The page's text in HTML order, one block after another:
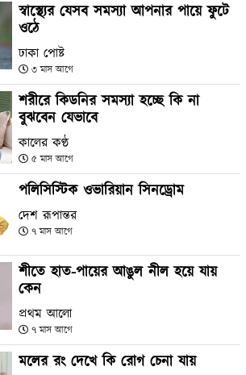
স্বাস্থ্যের যেসব সমস্যা আপনার পায়ে ফুটে
ওঠে
ঢাকা পোষ্ট
৩ মাস আগে
শরীরে কিডনির সমস্যা হচ্ছে কি না
বুঝবেন যেভাবে
কালের কণ্ঠ
৫ মাস আগে
পলিসিস্টিক ওভারিয়ান সিনড্রোম
দেশ রূপান্তর
৭ মাস আগে
শীতে হাত-পায়ের আঙুল নীল হয়ে যায়
কেন
প্রথম আলো
৭ মাস আগে
মলের রং দেখে কি রোগ চেনা যায়